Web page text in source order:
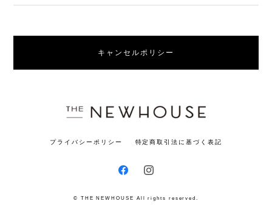
キャンセルポリシー
プライバシーポリシー 特定商取引法に基づく表記
© THE NEWHOUSE All rights reserved.